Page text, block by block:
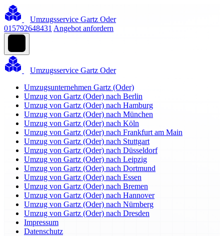
Umzugsservice Gartz Oder
015792648431 Angebot anfordern
Umzugsservice Gartz Oder
Umzugsunternehmen Gartz (Oder)
Umzug von Gartz (Oder) nach Berlin
Umzug von Gartz (Oder) nach Hamburg
Umzug von Gartz (Oder) nach München
Umzug von Gartz (Oder) nach Köln
Umzug von Gartz (Oder) nach Frankfurt am Main
Umzug von Gartz (Oder) nach Stuttgart
Umzug von Gartz (Oder) nach Düsseldorf
Umzug von Gartz (Oder) nach Leipzig
Umzug von Gartz (Oder) nach Dortmund
Umzug von Gartz (Oder) nach Essen
Umzug von Gartz (Oder) nach Bremen
Umzug von Gartz (Oder) nach Hannover
Umzug von Gartz (Oder) nach Nürnberg
Umzug von Gartz (Oder) nach Dresden
Impressum
Datenschutz